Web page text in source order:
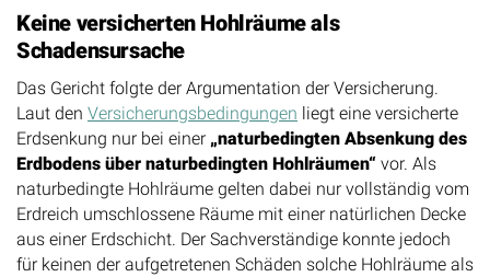
Keine versicherten Hohlräume als
Schadensursache
Das Gericht folgte der Argumentation der Versicherung.
Laut den Versicherungsbedingungen liegt eine versicherte
Erdsenkung nur bei einer „naturbedingten Absenkung des
Erdbodens über naturbedingten Hohlräumen“ vor. Als
naturbedingte Hohlräume gelten dabei nur vollständig vom
Erdreich umschlossene Räume mit einer natürlichen Decke
aus einer Erdschicht. Der Sachverständige konnte jedoch
für keinen der aufgetretenen Schäden solche Hohlräume als